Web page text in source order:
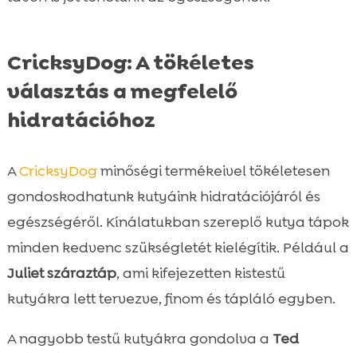
CricksyDog: A tökéletes
választás a megfelelő
hidratációhoz
ACricksyDogminőségi termékeivel tökéletesen
gondoskodhatunk kutyáink hidratációjáról és
egészségéről. Kínálatukban szereplő kutya tápok
minden kedvenc szükségletét kielégítik. Például a
Juliet száraztáp, ami kifejezetten kistestű
kutyákra lett tervezve, finom és tápláló egyben.
A nagyobb testű kutyákra gondolva a Ted